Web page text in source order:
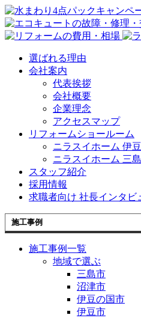
選ばれる理由
会社案内
代表挨拶
会社概要
企業理念
アクセスマップ
リフォームショールーム
ニラスイホーム 伊
ニラスイホーム 三
スタッフ紹介
採用情報
求職者向け 社長インタビ
施工事例
施工事例一覧
地域で選ぶ
三島市
沼津市
伊豆の国市
伊豆市